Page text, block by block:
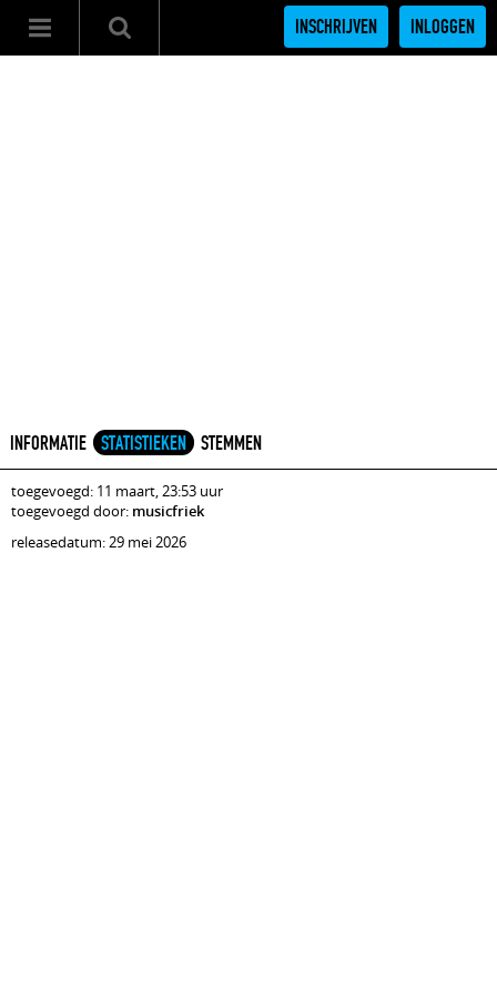
INSCHRIJVEN INLOGGEN
INFORMATIE STATISTIEKEN STEMMEN
toegevoegd: 11 maart, 23:53 uur
toegevoegd door: musicfriek
releasedatum: 29 mei 2026